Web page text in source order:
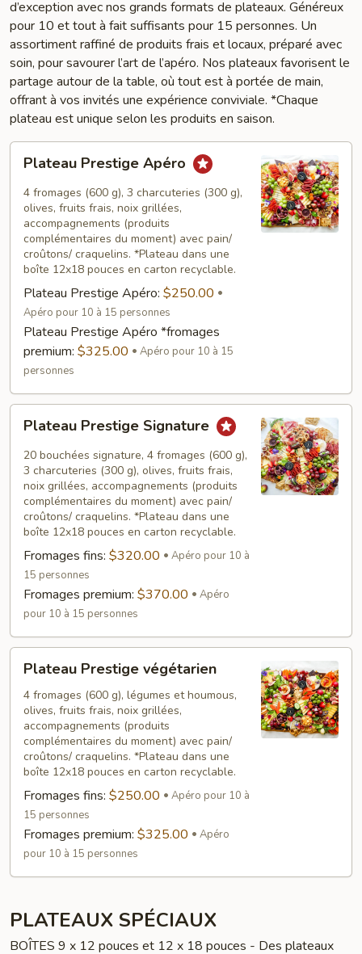
d’exception avec nos grands formats de plateaux. Généreux
pour 10 et tout à fait suffisants pour 15 personnes. Un
assortiment raffiné de produits frais et locaux, préparé avec
soin, pour savourer l’art de l’apéro. Nos plateaux favorisent le
partage autour de la table, où tout est à portée de main,
offrant à vos invités une expérience conviviale. *Chaque
plateau est unique selon les produits en saison.
Prestige
Apéro
Plateau Prestige Apéro
4 fromages (600 g), 3 charcuteries (300 g),
olives, fruits frais, noix grillées,
accompagnements (produits
complémentaires du moment) avec pain/
croûtons/ craquelins. *Plateau dans une
boîte 12x18 pouces en carton recyclable.
Plateau Prestige Apéro: $250.00
Apéro pour 10 à 15 personnes
Plateau Prestige Apéro *fromages
premium: $325.00
Apéro pour 10 à 15
personnes
Prestige
Signature
Plateau Prestige Signature
20 bouchées signature, 4 fromages (600 g),
3 charcuteries (300 g), olives, fruits frais,
noix grillées, accompagnements (produits
complémentaires du moment) avec pain/
croûtons/ craquelins. *Plateau dans une
boîte 12x18 pouces en carton recyclable.
Fromages fins: $320.00
Apéro pour 10 à
15 personnes
Fromages premium: $370.00
Apéro
pour 10 à 15 personnes
Prestige
végétarien
Plateau Prestige végétarien
4 fromages (600 g), légumes et houmous,
olives, fruits frais, noix grillées,
accompagnements (produits
complémentaires du moment) avec pain/
croûtons/ craquelins. *Plateau dans une
boîte 12x18 pouces en carton recyclable.
Fromages fins: $250.00
Apéro pour 10 à
15 personnes
Fromages premium: $325.00
Apéro
pour 10 à 15 personnes
PLATEAUX SPÉCIAUX
BOÎTES 9 x 12 pouces et 12 x 18 pouces - Des plateaux